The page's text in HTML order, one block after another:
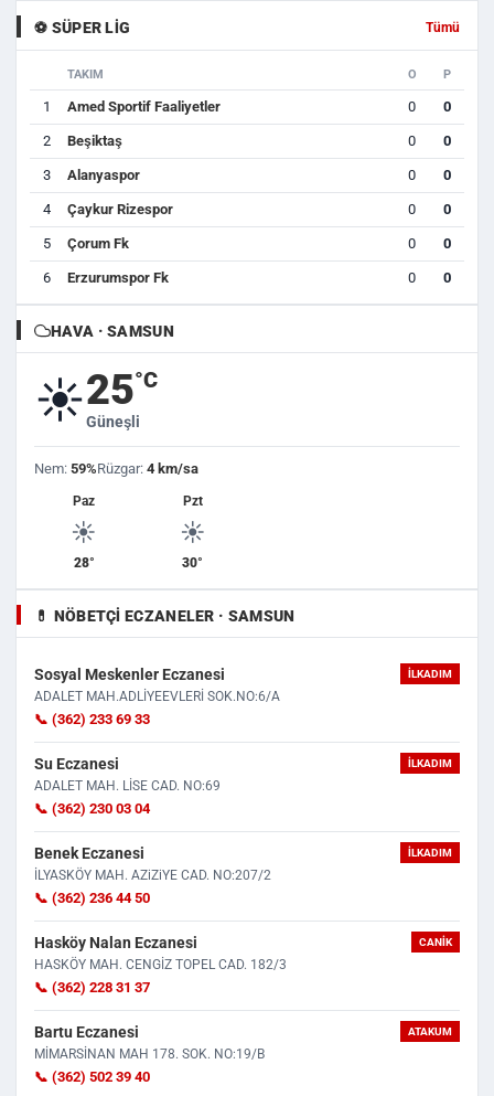
⚽ SÜPER LIG Tümü
TAKIM O P
1 Amed Sportif Faaliyetler 0 0
2 Beşiktaş 0 0
3 Alanyaspor 0 0
4 Çaykur Rizespor 0 0
5 Çorum Fk 0 0
6 Erzurumspor Fk 0 0
HAVA · SAMSUN
☀️25°C
Güneşli
Nem: 59%Rüzgar: 4 km/sa
Paz
☀️
28°
Pzt
☀️
30°
💊 NÖBETÇI ECZANELER · SAMSUN
Sosyal Meskenler Eczanesi İLKADIM
ADALET MAH.ADLİYEEVLERİ SOK.NO:6/A
📞 (362) 233 69 33
Su Eczanesi İLKADIM
ADALET MAH. LİSE CAD. NO:69
📞 (362) 230 03 04
Benek Eczanesi İLKADIM
İLYASKÖY MAH. AZiZiYE CAD. NO:207/2
📞 (362) 236 44 50
Hasköy Nalan Eczanesi CANIK
HASKÖY MAH. CENGİZ TOPEL CAD. 182/3
📞 (362) 228 31 37
Bartu Eczanesi ATAKUM
MİMARSİNAN MAH 178. SOK. NO:19/B
📞 (362) 502 39 40